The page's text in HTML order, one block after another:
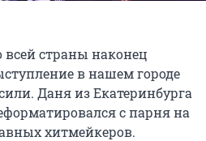
страны наконец
в нашем городе
Даня из Екатеринбурга
с парня на
хитмейкеров.